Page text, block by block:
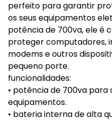
perfeito para garantir
os seus equipamentos
potência de 700va, ele é
proteger computadores,
modems e outros
pequeno porte.
funcionalidades:
• potência de 700va
equipamentos.
• bateria interna de alta